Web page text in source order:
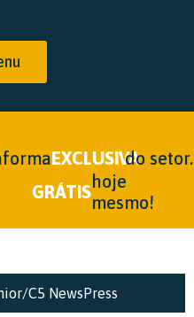
EXCLUSIVAdo setor.
GRÁTIS
hoje
mesmo!
C5 NewsPress